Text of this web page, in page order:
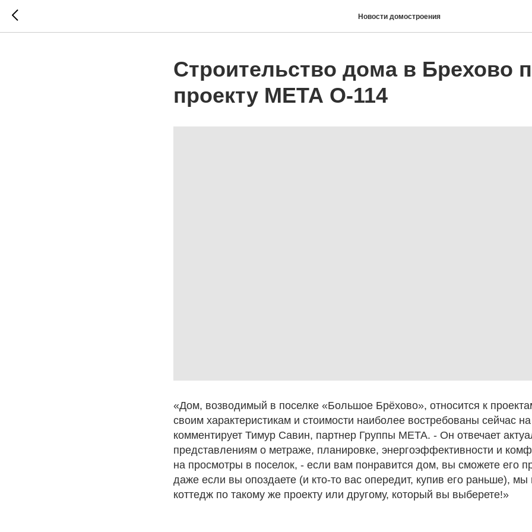
Новости домостроения
Строительство дома в Брехово
проекту МЕТА О-114
«Дом, возводимый в поселке «Большое Брёхово», относится к
своим характеристикам и стоимости наиболее востребованы сейчас
комментирует Тимур Савин, партнер Группы МЕТА. - Он отвечает
представлениям о метраже, планировке, энергоэффективности и
на просмотры в поселок, - если вам понравится дом, вы сможете его
даже если вы опоздаете (и кто-то вас опередит, купив его раньше),
коттедж по такому же проекту или другому, который вы выберете!»